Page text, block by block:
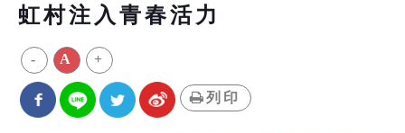
虹村注入青春活力
- A +
列印